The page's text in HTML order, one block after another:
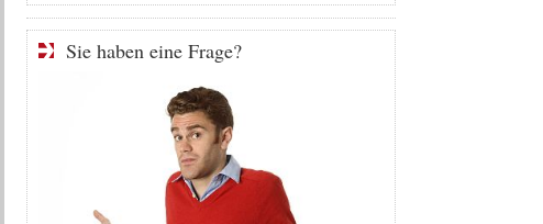
Sie haben eine Frage?